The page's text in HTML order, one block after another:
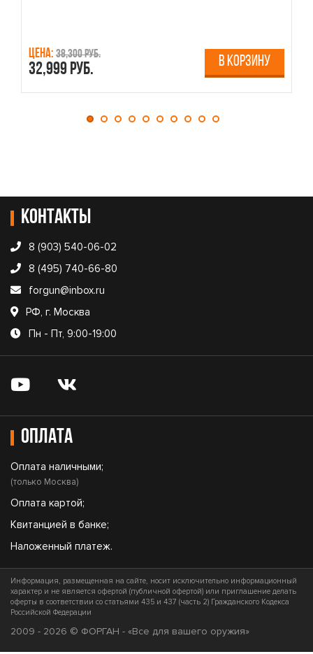
Цена: 38,300 руб.
32,999 руб. В КОРЗИНУ
Контакты
8 (903) 540-06-02
8 (495) 740-66-80
forgun@inbox.ru
РФ, г. Москва
Пн - Пт, 9:00-19:00
Оплата
Оплата наличными;
(только Москва)
Оплата картой;
Квитанцией в банке;
Наложенный платеж.
Информация, размещенная на сайте, носит исключительно информационный
характер и не является офертой (публичной офертой) или приглашение делать
оферты в соответствии со статьями 435 и 437 (часть 2) Гражданского Кодекса
Российской Федерации
2009 - 2026 © ФОРГАН - «Все для вашего оружия»